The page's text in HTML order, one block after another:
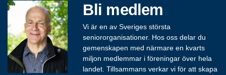
Bli medlem
Vi är en av Sveriges största
seniororganisationer. Hos oss delar du
gemenskapen med närmare en kvarts
miljon medlemmar i föreningar över hela
landet. Tillsammans verkar vi för att skapa